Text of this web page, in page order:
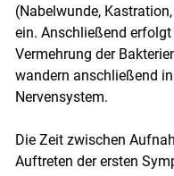
(Nabelwunde,
ein. Anschließend
Vermehrung der
wandern anschließend
Nervensystem.
Die Zeit zwischen
Auftreten der ersten